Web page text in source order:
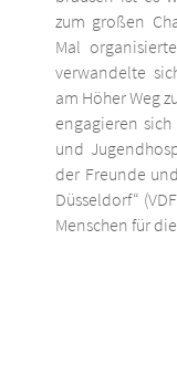
zum großen
Mal
verwandelte
am Höher Weg
engagieren
und
der Freunde
Düsseldorf“
Menschen für